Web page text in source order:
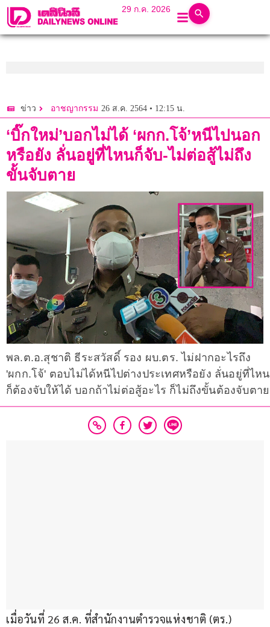
29 ก.ค. 2026
ข่าว อาชญากรรม 26 ส.ค. 2564 • 12:15 น.
‘บิ๊กใหม่’บอกไม่ได้ ‘ผกก.โจ้’หนีไปนอก
หรือยัง ลั่นอยู่ที่ไหนก็จับ-ไม่ต่อสู้ไม่ถึง
ขั้นจับตาย
พล.ต.อ.สุชาติ ธีระสวัสดิ์ รอง ผบ.ตร. ไม่ฝากอะไรถึง
'ผกก.โจ้' ตอบไม่ได้หนีไปต่างประเทศหรือยัง ลั่นอยู่ที่ไหน
ก็ต้องจับให้ได้ บอกถ้าไม่ต่อสู้อะไร ก็ไม่ถึงขั้นต้องจับตาย
เมื่อวันที่ 26 ส.ค. ที่สำนักงานตำรวจแห่งชาติ (ตร.)